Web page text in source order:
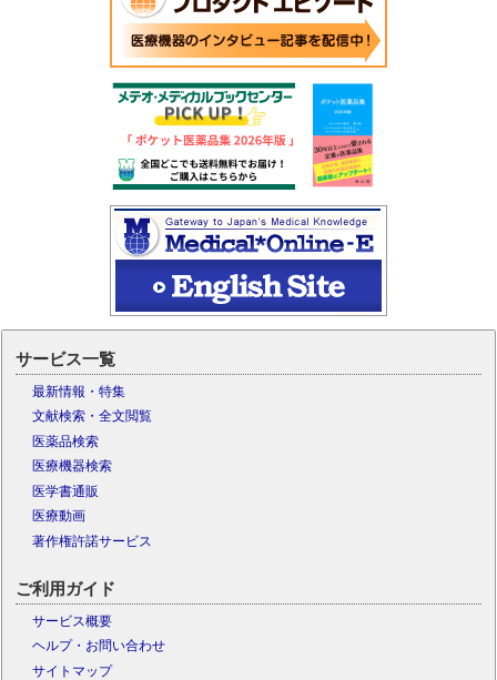
サービス一覧
最新情報・特集
文献検索・全文閲覧
医薬品検索
医療機器検索
医学書通販
医療動画
著作権許諾サービス
ご利用ガイド
サービス概要
ヘルプ・お問い合わせ
サイトマップ